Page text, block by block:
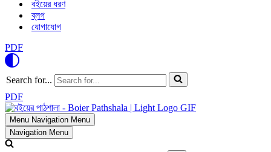
বইয়ের ধরণ
ব্লগ
যোগাযোগ
PDF
Search for...
PDF
Menu Navigation Menu
Navigation Menu